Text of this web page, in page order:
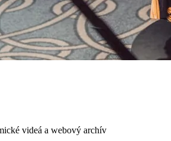
videá a webový archív